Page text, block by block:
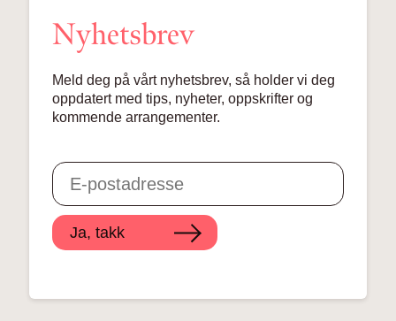
Lille Grensen 7, 0159 Oslo
© 2024 Palmer Group AS
Nyhetsbrev
Meld deg på vårt nyhetsbrev, så holder vi deg
oppdatert med tips, nyheter, oppskrifter og
kommende arrangementer.
Ja, takk